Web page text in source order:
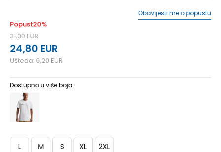
Popust20%
31,00EUR
24,80 EUR
Ušteda: 6,20 EUR
Obavijesti me o popustu
Dostupno u više boja:
L M S XL 2XL